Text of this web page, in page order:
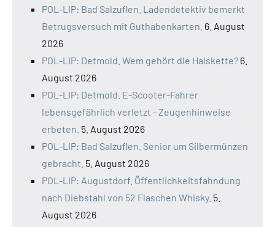
POL-LIP: Bad Salzuflen. Ladendetektiv bemerkt
Betrugsversuch mit Guthabenkarten. 6. August
2026
POL-LIP: Detmold. Wem gehört die Halskette? 6.
August 2026
POL-LIP: Detmold. E-Scooter-Fahrer
lebensgefährlich verletzt - Zeugenhinweise
erbeten. 5. August 2026
POL-LIP: Bad Salzuflen. Senior um Silbermünzen
gebracht. 5. August 2026
POL-LIP: Augustdorf. Öffentlichkeitsfahndung
nach Diebstahl von 52 Flaschen Whisky. 5.
August 2026